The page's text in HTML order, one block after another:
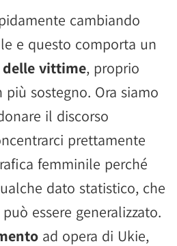
cambiando
e questo comporta un
vittime, proprio
sostegno. Ora siamo
il discorso
prettamente
femminile perché
dato statistico, che
essere generalizzato.
ad opera di Ukie,